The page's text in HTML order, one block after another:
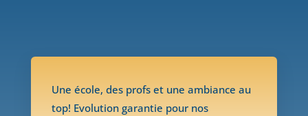
Une école, des profs et une ambiance au
top! Evolution garantie pour nos